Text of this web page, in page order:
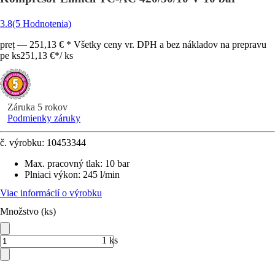
3.8(5 Hodnotenia)
preț — 251,13 € * Všetky ceny vr. DPH a bez nákladov na prepravu
pe ks251,13 €*/ ks
Záruka 5 rokov
Podmienky záruky
č. výrobku: 10453344
Max. pracovný tlak: 10 bar
Plniaci výkon: 245 l/min
Viac informácií o výrobku
Množstvo (ks)
1 ks